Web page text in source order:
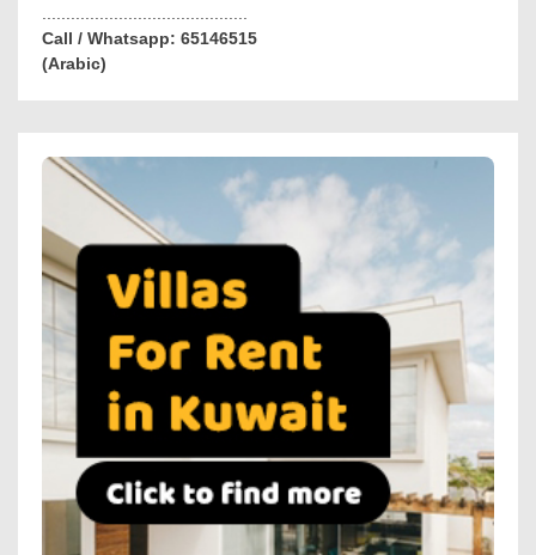
...........................................
Call / Whatsapp: 65146515
(Arabic)